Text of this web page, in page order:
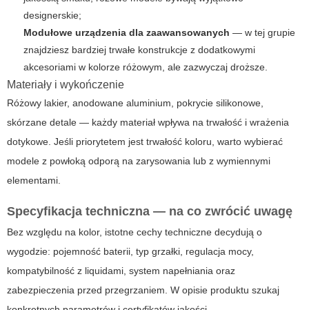
designerskie;
Modułowe urządzenia dla zaawansowanych — w tej grupie
znajdziesz bardziej trwałe konstrukcje z dodatkowymi
akcesoriami w kolorze różowym, ale zazwyczaj droższe.
Materiały i wykończenie
Różowy lakier, anodowane aluminium, pokrycie silikonowe,
skórzane detale — każdy materiał wpływa na trwałość i wrażenia
dotykowe. Jeśli priorytetem jest trwałość koloru, warto wybierać
modele z powłoką odporą na zarysowania lub z wymiennymi
elementami.
Specyfikacja techniczna — na co zwrócić uwagę
Bez względu na kolor, istotne cechy techniczne decydują o
wygodzie: pojemność baterii, typ grzałki, regulacja mocy,
kompatybilność z liquidami, system napełniania oraz
zabezpieczenia przed przegrzaniem. W opisie produktu szukaj